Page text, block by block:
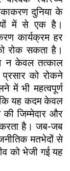
दुनिया के
में से एक है।
कार्यक्रम हर
रोक सकता है।
न केवल तत्काल
को रोकने
में भी महत्वपूर्ण
कि यह कदम केवल
की जिम्मेदार और
करता है। जब-जब
मतभेदों से
को भेजी गई यह